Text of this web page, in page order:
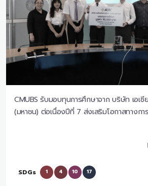
CMUBS รับมอบทุนการศึกษาจาก บริษัท เอเ
(มหาชน) ต่อเนื่องปีที่ 7 ส่งเสริมโอกาสทางก
SDGs 1 4 10 17